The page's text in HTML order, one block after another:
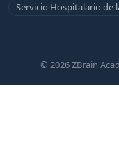
Servicio Hospitalario de
© 2026 ZBrain